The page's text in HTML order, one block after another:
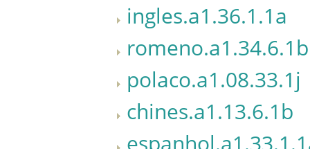
ingles.a1.36.1.1a
romeno.a1.34.6.1b
polaco.a1.08.33.1j
chines.a1.13.6.1b